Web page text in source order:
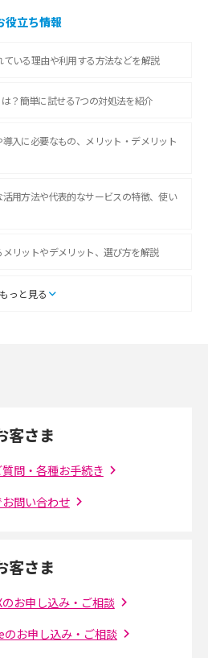
役立ち情報
いる理由や利用する方法などを解説
？簡単に試せる7つの対処法を紹介
入に必要なもの、メリット・デメリット
用方法や代表的なサービスの特徴、使い
リットやデメリット、選び方を解説
方、使い方をわかりやすく解説
ごとの特徴や選び方を紹介
る手順は？設備状況の確認方法も解説
りやすく解説！事前に準備すべきものも紹
ットや接続方法を解説
リット・デメリット、中継機との違いを解
もっと見る
客さま
問・各種お手続き
問い合わせ
客さま
お申し込み・ご相談
お申し込み・ご相談